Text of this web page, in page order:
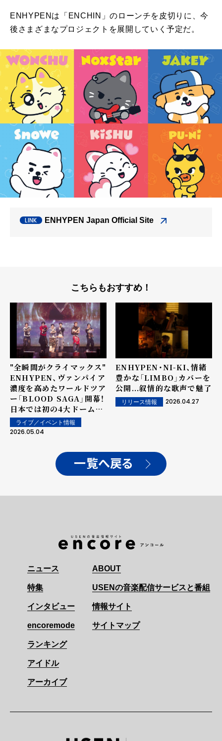
ENHYPENは「ENCHIN」のローンチを皮切りに、今
後さまざまなプロジェクトを展開していく予定だ。
ENHYPEN Japan Official Site
こちらもおすすめ！
"全瞬間がクライマックス"
ENHYPEN、ヴァンパイア
濃度を高めたワールドツア
ー「BLOOD SAGA」開幕！
日本では初の4大ドームツ
アー開催へ
ライブ／イベント情報
2026.05.04
ENHYPEN・NI-KI、情緒
豊かな「LIMBO」カバーを
公開...叙情的な歌声で魅了
リリース情報 2026.04.27
一覧へ戻る
ニュース
特集
インタビュー
encoremode
ランキング
アイドル
アーカイブ
ABOUT
USENの音楽配信サービスと番組
情報サイト
サイトマップ